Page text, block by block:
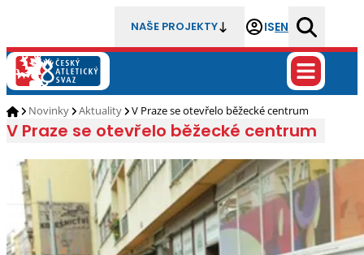
NAŠE PROJEKTY ISEN
Novinky Aktuality V Praze se otevřelo běžecké centrum
V Praze se otevřelo běžecké centrum